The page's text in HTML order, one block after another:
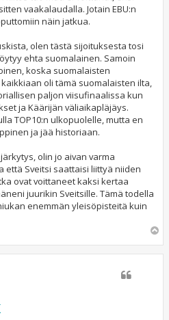
vaakalaudalla. Jotain EBU:n
näin jatkua.
olen tästä sijoituksesta tosi
ehta suomalainen. Samoin
koska suomalaisten
oli tämä suomalaisten ilta,
paljon viisufinaalissa kun
ja Käärijän väliaikapläjäys.
TOP10:n ulkopuolelle, mutta en
ja jää historiaan.
olin jo aivan varma
Sveitsi saattaisi liittyä niiden
ovat voittaneet kaksi kertaa
juurikin Sveitsille. Tämä todella
enemmän yleisöpisteitä kuin
ö